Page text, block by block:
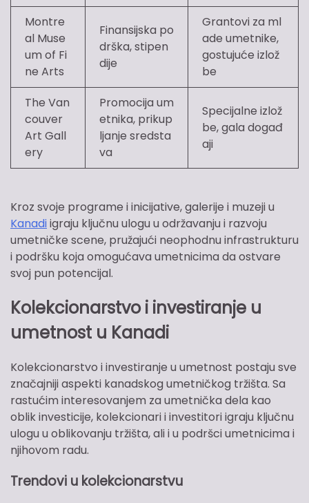
Montre
al Muse
um of Fi
ne Arts
Finansijska po
drška, stipen
dije
Grantovi za ml
ade umetnike,
gostujuće izlož
be
The Van
couver
Art Gall
ery
Promocija um
etnika, prikup
ljanje sredsta
va
Specijalne izlož
be, gala događ
aji
Kroz svoje programe i inicijative, galerije i muzeji u
Kanadiigraju ključnu ulogu u održavanju i razvoju
umetničke scene, pružajući neophodnu infrastrukturu
i podršku koja omogućava umetnicima da ostvare
svoj pun potencijal.
Kolekcionarstvo i investiranje u
umetnost u Kanadi
Kolekcionarstvo i investiranje u umetnost postaju sve
značajniji aspekti kanadskog umetničkog tržišta. Sa
rastućim interesovanjem za umetnička dela kao
oblik investicije, kolekcionari i investitori igraju ključnu
ulogu u oblikovanju tržišta, ali i u podršci umetnicima i
njihovom radu.
Trendovi u kolekcionarstvu